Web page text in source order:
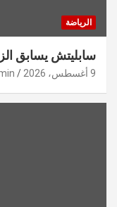
الرياضة
سابليتش يسابق
9 أغسطس، 2026